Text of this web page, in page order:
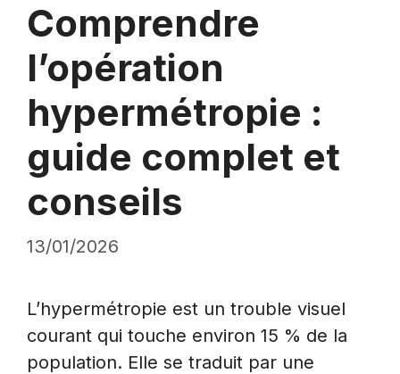
Comprendre
l’opération
hypermétropie :
guide complet et
conseils
13/01/2026
L’hypermétropie est un trouble visuel
courant qui touche environ 15 % de la
population. Elle se traduit par une